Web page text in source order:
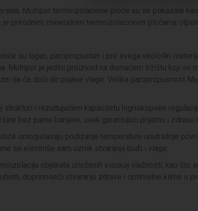
Multipor termoizolacione ploče su se pokazale
je prirodnim, mineralnim termoizolacionim pločama
su lagan, paropropustan i pre svega ekološki
Multipor je jedini proizvod na domaćem tržištu koji se
da će doći do pojave vlage. Velika paropropusnost
strukturi i rezultujućem kapacitetu higriskopske
bez parne barijere, uvek garantujući prijatnu i zdravu
omogućavaju podizanje temperature unutrašnje
se eliminiše sam uzrok stvaranja buđi i vlage.
objekata izloženih visokoj vlažnosti, kao što
doprinoseći stvaranju zdrave i optimalne klime u